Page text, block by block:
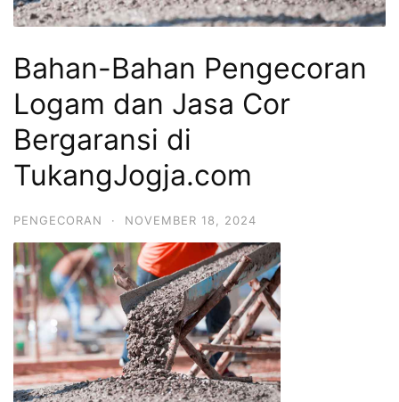
Bahan-Bahan Pengecoran
Logam dan Jasa Cor
Bergaransi di
TukangJogja.com
PENGECORAN · NOVEMBER 18, 2024